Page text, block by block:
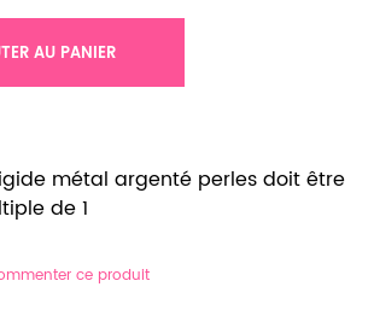
AU PANIER
métal argenté perles doit être
de 1
ce produit